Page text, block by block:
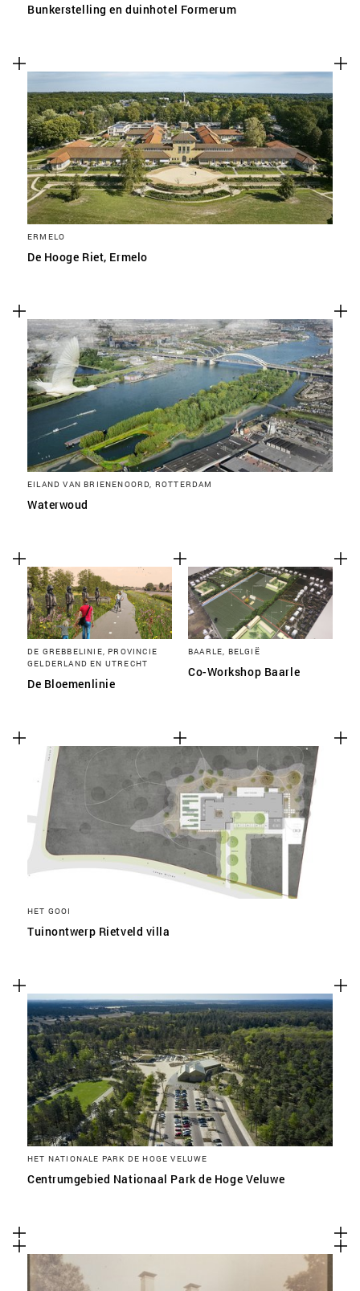
Bunkerstelling en duinhotel Formerum
ERMELO
De Hooge Riet, Ermelo
EILAND VAN BRIENENOORD, ROTTERDAM
Waterwoud
DE GREBBELINIE, PROVINCIE
GELDERLAND EN UTRECHT
De Bloemenlinie
BAARLE, BELGIË
Co-Workshop Baarle
HET GOOI
Tuinontwerp Rietveld villa
HET NATIONALE PARK DE HOGE VELUWE
Centrumgebied Nationaal Park de Hoge Veluwe